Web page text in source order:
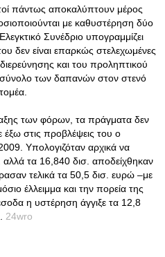
πάντως αποκαλύπτουν μέρος
με καθυστέρηση δύο
Συνέδριο υπογραμμίζει
δεν είναι επαρκώς στελεχωμένες
και του προληπτικού
σύνολο των δαπανών στον στενό
των φόρων, τα πράγματα δεν
στις προβλέψεις του ο
Υπολογιζόταν αρχικά να
τα 16,840 δισ. αποδείχθηκαν
τελικά τα 50,5 δισ. ευρώ –με
έλλειμμα και την πορεία της
η υστέρηση άγγιξε τα 12,8
24wro